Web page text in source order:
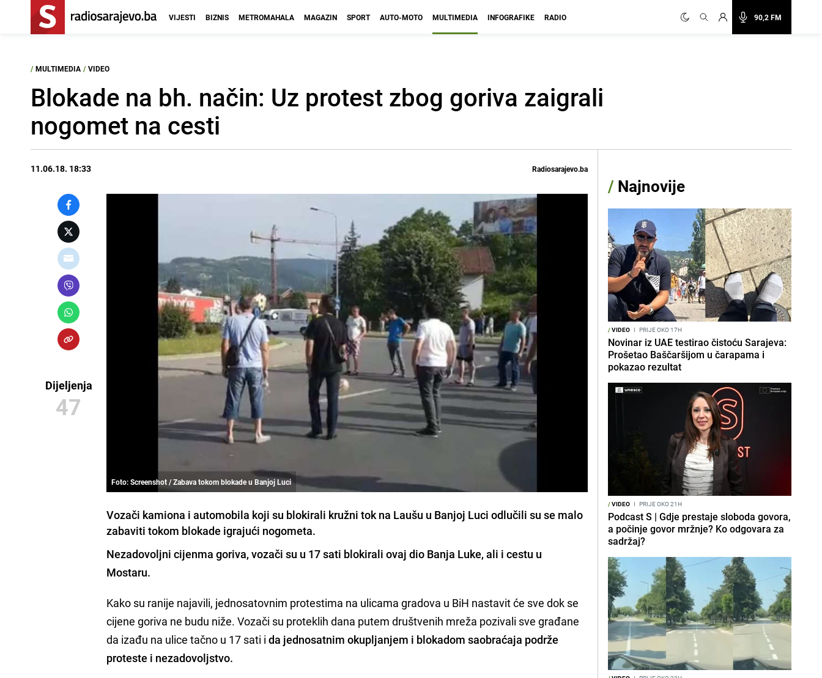
90,2 FM
VIJESTI BIZNIS METROMAHALA MAGAZIN SPORT AUTO-MOTO MULTIMEDIA INFOGRAFIKE RADIO
/ MULTIMEDIA / VIDEO
Blokade na bh. način: Uz protest zbog goriva zaigrali
nogomet na cesti
11.06.18. 18:33 Radiosarajevo.ba
Dijeljenja
47
Foto: Screenshot / Zabava tokom blokade u Banjoj Luci
Vozači kamiona i automobila koji su blokirali kružni tok na Laušu u Banjoj Luci odlučili su se malo
zabaviti tokom blokade igrajući nogometa.
Nezadovoljni cijenma goriva, vozači su u 17 sati blokirali ovaj dio Banja Luke, ali i cestu u
Mostaru.
Kako su ranije najavili, jednosatovnim protestima na ulicama gradova u BiH nastavit će sve dok se
cijene goriva ne budu niže. Vozači su proteklih dana putem društvenih mreža pozivali sve građane
da izađu na ulice tačno u 17 sati ida jednosatnim okupljanjem i blokadom saobraćaja podrže
proteste i nezadovoljstvo.
/ Najnovije
/VIDEO I PRIJE OKO 17H
Novinar iz UAE testirao čistoću Sarajeva:
Prošetao Baščaršijom u čarapama i
pokazao rezultat
/VIDEO I PRIJE OKO 21H
Podcast S | Gdje prestaje sloboda govora,
a počinje govor mržnje? Ko odgovara za
sadržaj?